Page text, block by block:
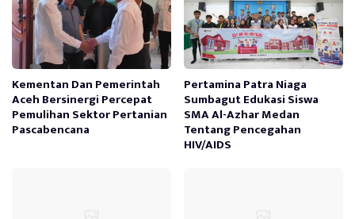
Kementan Dan Pemerintah
Aceh Bersinergi Percepat
Pemulihan Sektor Pertanian
Pascabencana
Pertamina Patra Niaga
Sumbagut Edukasi Siswa
SMA Al-Azhar Medan
Tentang Pencegahan
HIV/AIDS